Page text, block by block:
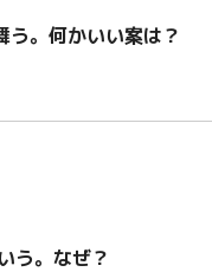
う。何かいい案は？
う。なぜ？